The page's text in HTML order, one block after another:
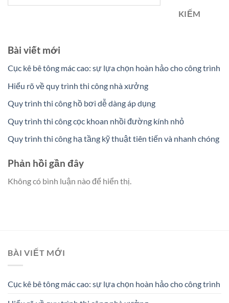
KIẾM
Bài viết mới
Cục kê bê tông mác cao: sự lựa chọn hoàn hảo cho công trình
Hiểu rõ về quy trình thi công nhà xưởng
Quy trình thi công hồ bơi dễ dàng áp dụng
Quy trình thi công cọc khoan nhồi đường kính nhỏ
Quy trình thi công hạ tầng kỹ thuật tiên tiến và nhanh chóng
Phản hồi gần đây
Không có bình luận nào để hiển thị.
BÀI VIẾT MỚI
Cục kê bê tông mác cao: sự lựa chọn hoàn hảo cho công trình